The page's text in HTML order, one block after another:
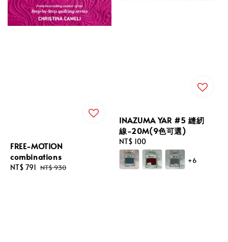
FREE-MOTION
combinations
Sale
NT$ 791 Regular
NT$ 930
INAZUMA YAR #5 縫紉
線-20M(9色可選)
Regular
price
NT$ 100
+6